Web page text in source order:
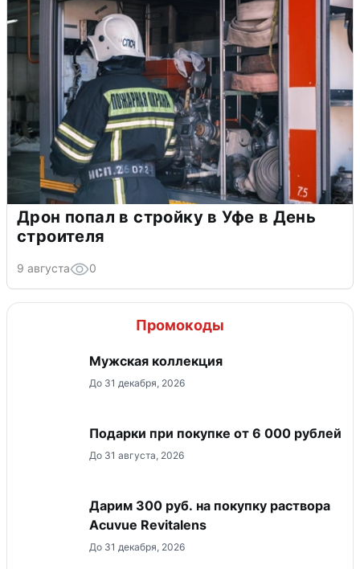
Дрон попал в стройку в Уфе в День
строителя
9 августа 0
Промокоды
Мужская коллекция
До 31 декабря, 2026
Подарки при покупке от 6 000 рублей
До 31 августа, 2026
Дарим 300 руб. на покупку раствора
Acuvue Revitalens
До 31 декабря, 2026